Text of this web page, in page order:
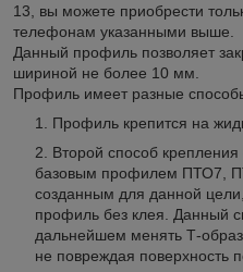
13, вы можете приобрести
телефонам указанными выше.
Данный профиль позволяет
шириной не более 10 мм.
Профиль имеет разные
Профиль крепится на
Второй способ
базовым профилем ПТО7,
созданным для данной
профиль без клея. Данный
дальнейшем менять Т-
не повреждая поверхность